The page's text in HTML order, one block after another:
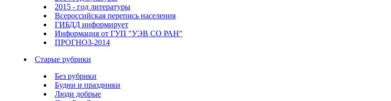
2015 - год литературы
Всероссийская перепись населения
ГИБДД информирует
Информация от ГУП "УЭВ СО РАН"
ПРОГНОЗ-2014
Старые рубрики
Без рубрики
Будни и праздники
Люди добрые